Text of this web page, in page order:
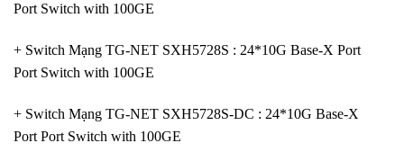
Port Switch with 100GE
+ Switch Mạng TG-NET SXH5728S : 24*10G Base-X Port
Port Switch with 100GE
+ Switch Mạng TG-NET SXH5728S-DC : 24*10G Base-X
Port Port Switch with 100GE